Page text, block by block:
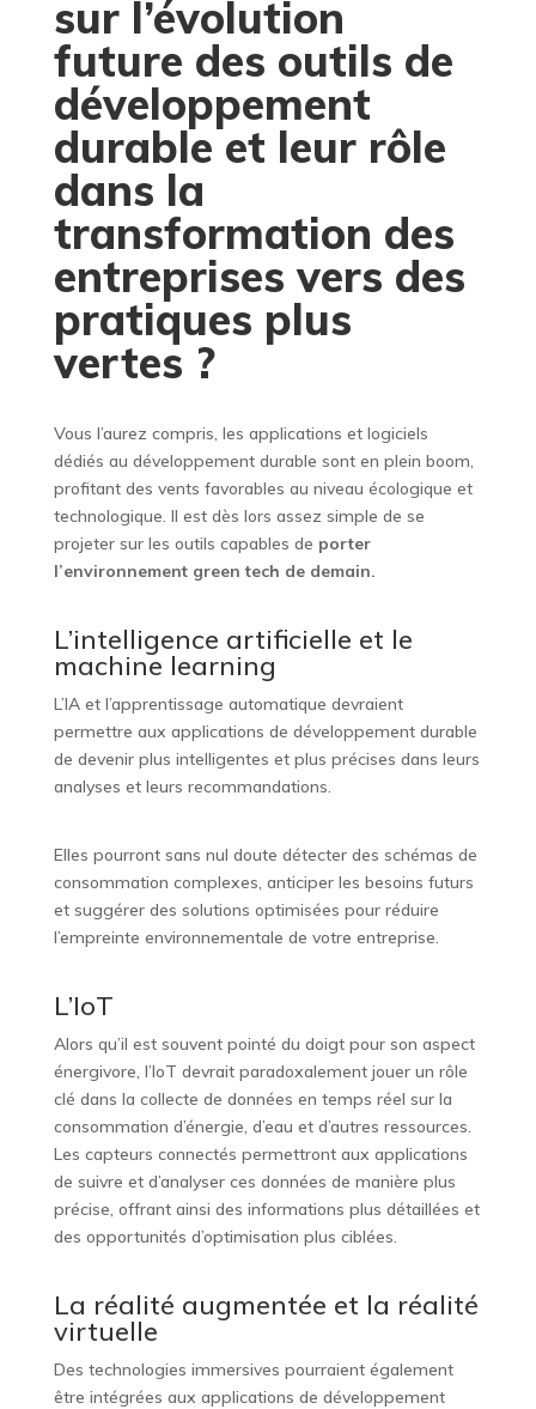
sur l’évolution
future des outils de
développement
durable et leur rôle
dans la
transformation des
entreprises vers des
pratiques plus
vertes ?
Vous l’aurez compris, les applications et logiciels
dédiés au développement durable sont en plein boom,
profitant des vents favorables au niveau écologique et
technologique. Il est dès lors assez simple de se
projeter sur les outils capables de porter
l’environnement green tech de demain.
L’intelligence artificielle et le
machine learning
L’IA et l’apprentissage automatique devraient
permettre aux applications de développement durable
de devenir plus intelligentes et plus précises dans leurs
analyses et leurs recommandations.
Elles pourront sans nul doute détecter des schémas de
consommation complexes, anticiper les besoins futurs
et suggérer des solutions optimisées pour réduire
l’empreinte environnementale de votre entreprise.
L’IoT
Alors qu’il est souvent pointé du doigt pour son aspect
énergivore, l’IoT devrait paradoxalement jouer un rôle
clé dans la collecte de données en temps réel sur la
consommation d’énergie, d’eau et d’autres ressources.
Les capteurs connectés permettront aux applications
de suivre et d’analyser ces données de manière plus
précise, offrant ainsi des informations plus détaillées et
des opportunités d’optimisation plus ciblées.
La réalité augmentée et la réalité
virtuelle
Des technologies immersives pourraient également
être intégrées aux applications de développement